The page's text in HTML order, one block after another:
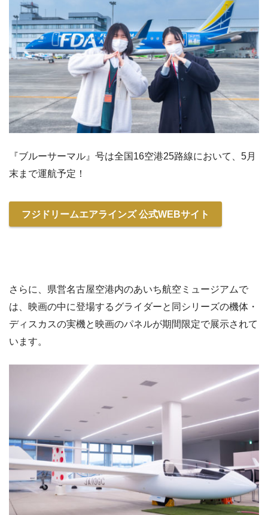
『ブルーサーマル』号は全国16空港25路線において、5月
末まで運航予定！
フジドリームエアラインズ 公式WEBサイト
さらに、県営名古屋空港内のあいち航空ミュージアムで
は、映画の中に登場するグライダーと同シリーズの機体・
ディスカスの実機と映画のパネルが期間限定で展示されて
います。